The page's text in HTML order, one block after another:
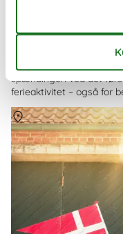
Fiskeri for
Drømmer du om rolige
spændingen ved det
ferieaktivitet – også for
OmDanmark